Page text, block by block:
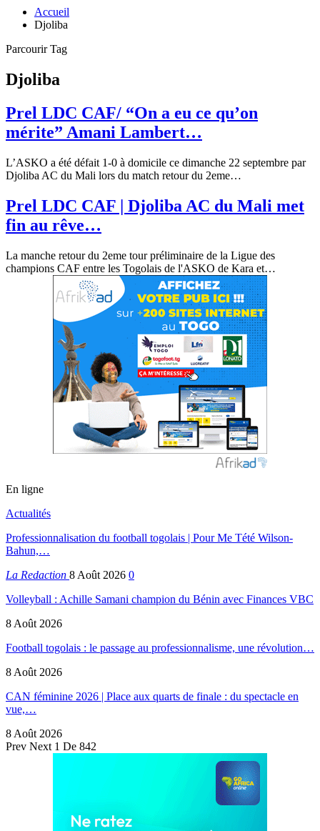
Accueil
Djoliba
Parcourir Tag
Djoliba
Prel LDC CAF/ “On a eu ce qu’on
mérite” Amani Lambert…
L’ASKO a été défait 1-0 à domicile ce dimanche 22 septembre par
Djoliba AC du Mali lors du match retour du 2eme…
Prel LDC CAF | Djoliba AC du Mali met
fin au rêve…
La manche retour du 2eme tour préliminaire de la Ligue des
champions CAF entre les Togolais de l'ASKO de Kara et…
En ligne
Actualités
Professionnalisation du football togolais | Pour Me Tété Wilson-
Bahun,…
La Redaction 8 Août 2026 0
Volleyball : Achille Samani champion du Bénin avec Finances VBC
8 Août 2026
Football togolais : le passage au professionnalisme, une révolution…
8 Août 2026
CAN féminine 2026 | Place aux quarts de finale : du spectacle en
vue,…
8 Août 2026
Prev Next 1 De 842